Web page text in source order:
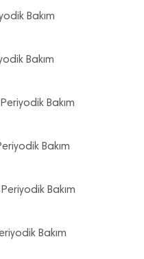
Bakım
Bakım
Bakım
Bakım
Bakım
Bakım